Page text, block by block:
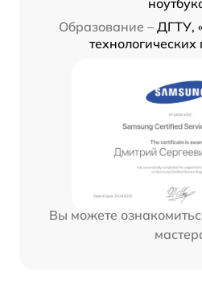
Образование – ДГТУ,
технологических
Вы можете